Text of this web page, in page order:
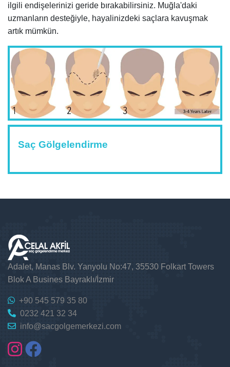
ilgili endişelerinizi geride bırakabilirsiniz. Muğla'daki
uzmanların desteğiyle, hayalinizdeki saçlara kavuşmak
artık mümkün.
Saç Gölgelendirme
Adalet, Manas Blv. Yanyolu No:47, 35530 Folkart Towers
Blok A Busines Bayraklı/İzmir
+90 545 579 35 80
0232 421 32 34
info@sacgolgemerkezi.com